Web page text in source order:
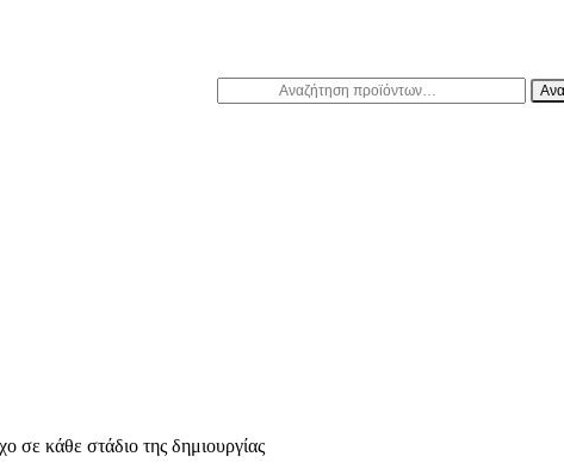
Αναζήτηση
για:
σε κάθε στάδιο της δημιουργίας